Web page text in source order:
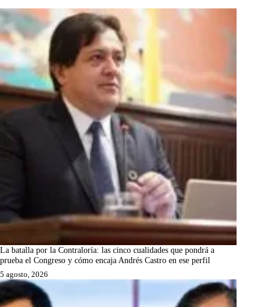
La batalla por la Contraloría: las cinco cualidades que pondrá a
prueba el Congreso y cómo encaja Andrés Castro en ese perfil
5 agosto, 2026